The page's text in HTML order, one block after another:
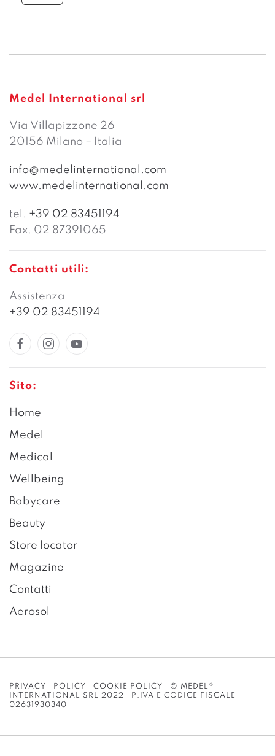
Medel International srl
Via Villapizzone 26
20156 Milano – Italia
info@medelinternational.com
www.medelinternational.com
tel. +39 02 83451194
Fax. 02 87391065
Contatti utili:
Assistenza
+39 02 83451194
Sito:
Home
Medel
Medical
Wellbeing
Babycare
Beauty
Store locator
Magazine
Contatti
Aerosol
PRIVACY POLICY COOKIE POLICY
© MEDEL®
INTERNATIONAL SRL 2022 P.IVA E CODICE FISCALE
02631930340